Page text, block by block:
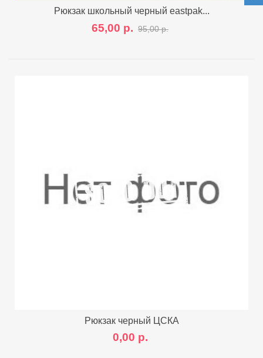
Рюкзак школьный черный eastpak...
65,00 р. 95,00 р.
Рюкзак черный ЦСКА
0,00 р.